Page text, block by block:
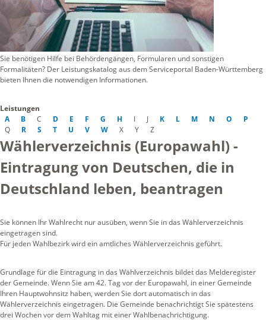
Sie benötigen Hilfe bei Behördengängen, Formularen und sonstigen
Formalitäten? Der Leistungskatalog aus dem Serviceportal Baden-Württemberg
bieten Ihnen die notwendigen Informationen.
Leistungen
A
B C D E F G H I J K L M N O
P
Q
R S T U V W X Y Z
Wählerverzeichnis (Europawahl) -
Eintragung von Deutschen, die in
Deutschland leben, beantragen
Sie können Ihr Wahlrecht nur ausüben, wenn Sie in das Wählerverzeichnis
eingetragen sind.
Für jeden Wahlbezirk wird ein amtliches Wählerverzeichnis geführt.
Grundlage für die Eintragung in das Wählverzeichnis bildet das Melderegister
der Gemeinde. Wenn Sie am 42. Tag vor der Europawahl, in einer Gemeinde
Ihren Hauptwohnsitz haben, werden Sie dort automatisch in das
Wählerverzeichnis eingetragen. Die Gemeinde benachrichtigt Sie spätestens
drei Wochen vor dem Wahltag mit einer Wahlbenachrichtigung.